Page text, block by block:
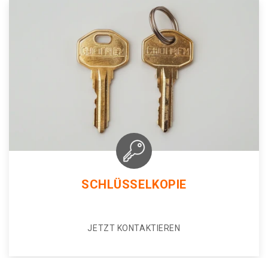
SCHLÜSSELKOPIE
JETZT KONTAKTIEREN